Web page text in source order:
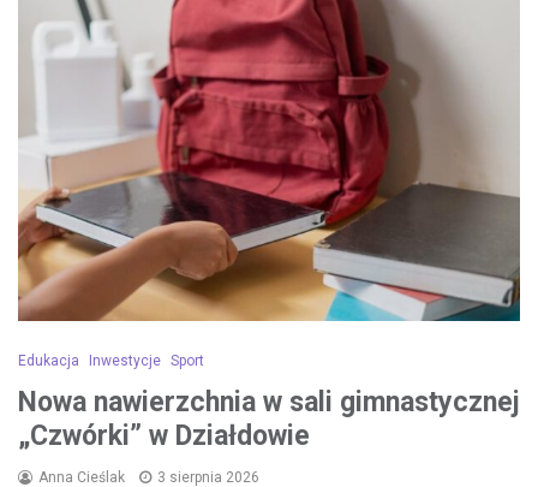
Edukacja Inwestycje Sport
Nowa nawierzchnia w sali gimnastycznej
„Czwórki” w Działdowie
Anna Cieślak 3 sierpnia 2026